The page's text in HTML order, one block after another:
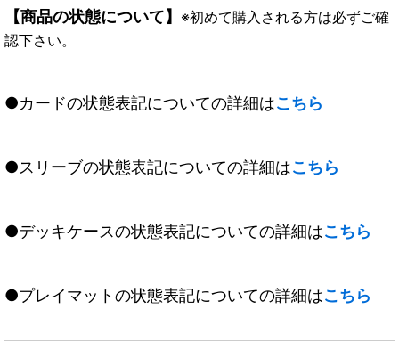
【商品の状態について】 ※初めて購入される方は必ずご確
認下さい。
●カードの状態表記についての詳細はこちら
●スリーブの状態表記についての詳細はこちら
●デッキケースの状態表記についての詳細はこちら
●プレイマットの状態表記についての詳細はこちら